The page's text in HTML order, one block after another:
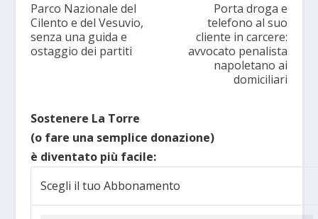
Parco Nazionale del
Cilento e del Vesuvio,
senza una guida e
ostaggio dei partiti
Porta droga e
telefono al suo
cliente in carcere:
avvocato penalista
napoletano ai
domiciliari
Sostenere La Torre
(o fare una semplice donazione)
è diventato più facile:
Scegli il tuo Abbonamento